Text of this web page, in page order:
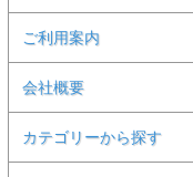
ご利用案内
会社概要
カテゴリーから探す